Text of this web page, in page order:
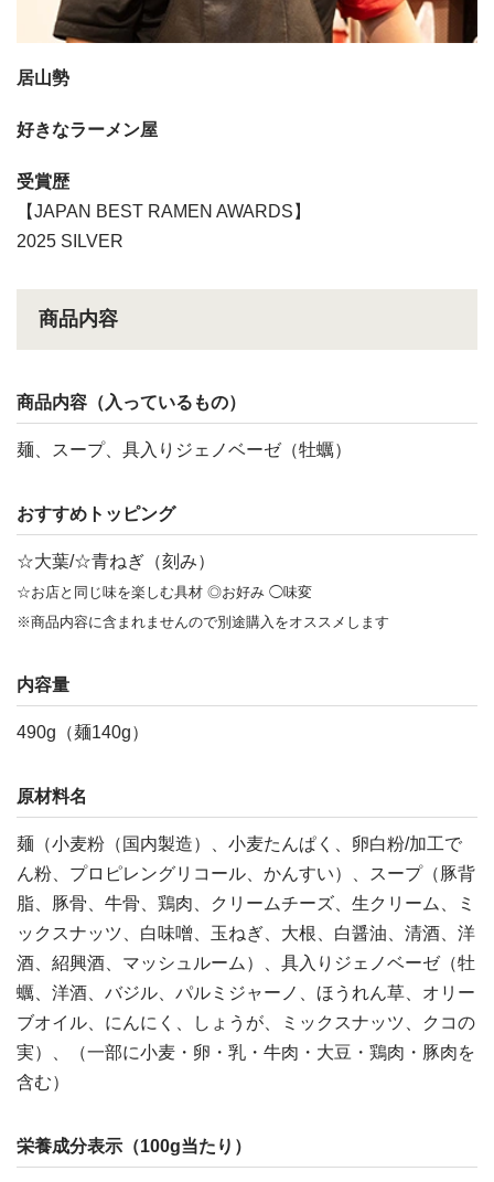
居山勢
好きなラーメン屋
受賞歴
【JAPAN BEST RAMEN AWARDS】
2025 SILVER
商品内容
商品内容（入っているもの）
麺、スープ、具入りジェノベーゼ（牡蠣）
おすすめトッピング
☆大葉/☆青ねぎ（刻み）
☆お店と同じ味を楽しむ具材 ◎お好み ◯味変
※商品内容に含まれませんので別途購入をオススメします
内容量
490g（麺140g）
原材料名
麺（小麦粉（国内製造）、小麦たんぱく、卵白粉/加工で
ん粉、プロピレングリコール、かんすい）、スープ（豚背
脂、豚骨、牛骨、鶏肉、クリームチーズ、生クリーム、ミ
ックスナッツ、白味噌、玉ねぎ、大根、白醤油、清酒、洋
酒、紹興酒、マッシュルーム）、具入りジェノベーゼ（牡
蠣、洋酒、バジル、パルミジャーノ、ほうれん草、オリー
ブオイル、にんにく、しょうが、ミックスナッツ、クコの
実）、（一部に小麦・卵・乳・牛肉・大豆・鶏肉・豚肉を
含む）
栄養成分表示（100g当たり）